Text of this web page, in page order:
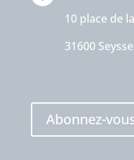
10 place de
31600
Abonnez-